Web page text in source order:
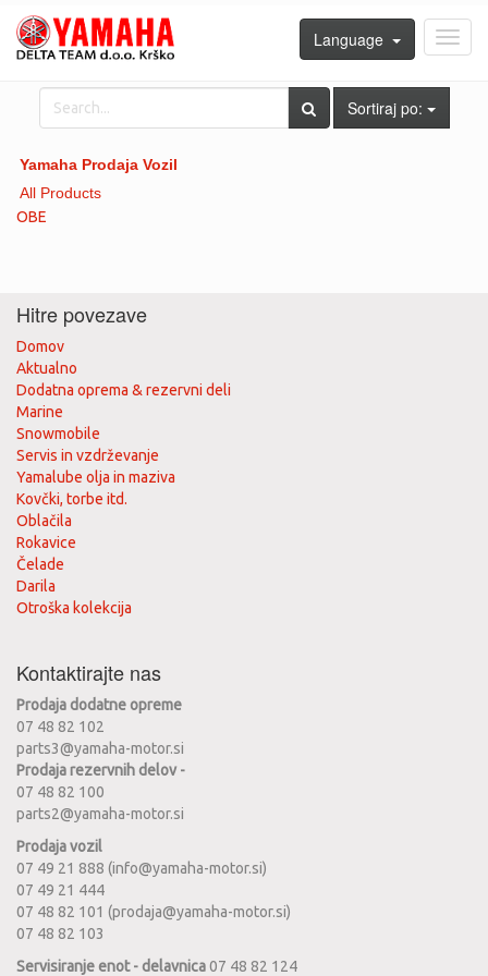
Language
Sortiraj po:
Yamaha Prodaja Vozil
All Products
OBE
Hitre povezave
Domov
Aktualno
Dodatna oprema & rezervni deli
Marine
Snowmobile
Servis in vzdrževanje
Yamalube olja in maziva
Kovčki, torbe itd.
Oblačila
Rokavice
Čelade
Darila
Otroška kolekcija
Kontaktirajte nas
Prodaja dodatne opreme
07 48 82 102
parts3@yamaha-motor.si
Prodaja rezervnih delov -
07 48 82 100
parts2@yamaha-motor.si
Prodaja vozil
07 49 21 888 (info@yamaha-motor.si)
07 49 21 444
07 48 82 101 (prodaja@yamaha-motor.si)
07 48 82 103
Servisiranje enot - delavnica07 48 82 124